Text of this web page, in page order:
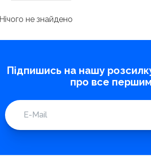
не знайдено
Підпишись на нашу
про все